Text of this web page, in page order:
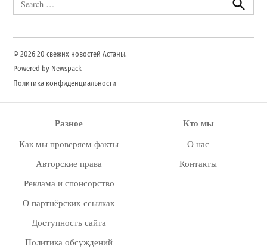
for:
Search
© 2026 20 свежих новостей Астаны.
Powered by Newspack
Политика конфиденциальности
Разное
Как мы проверяем факты
Авторские права
Реклама и спонсорство
О партнёрских ссылках
Доступность сайта
Политика обсуждений
Кто мы
О нас
Контакты